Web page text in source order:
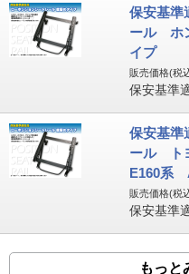
保安基
ール ホ
イプ
販売価格(税
保安基準
保安基
ール ト
E160系
販売価格(税
保安基準
もっと